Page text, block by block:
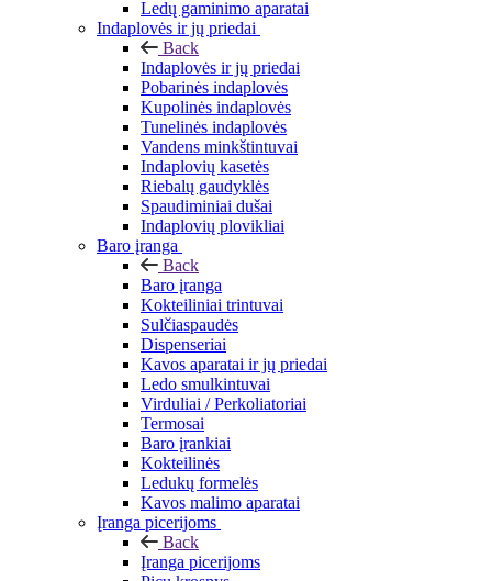
Ledų gaminimo aparatai
Indaplovės ir jų priedai
Back
Indaplovės ir jų priedai
Pobarinės indaplovės
Kupolinės indaplovės
Tunelinės indaplovės
Vandens minkštintuvai
Indaplovių kasetės
Riebalų gaudyklės
Spaudiminiai dušai
Indaplovių plovikliai
Baro įranga
Back
Baro įranga
Kokteiliniai trintuvai
Sulčiaspaudės
Dispenseriai
Kavos aparatai ir jų priedai
Ledo smulkintuvai
Virduliai / Perkoliatoriai
Termosai
Baro įrankiai
Kokteilinės
Ledukų formelės
Kavos malimo aparatai
Įranga picerijoms
Back
Įranga picerijoms